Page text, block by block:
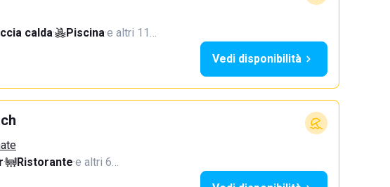
calda· Piscina·e altri 11…
Vedi disponibilità
· Ristorante·e altri 6…